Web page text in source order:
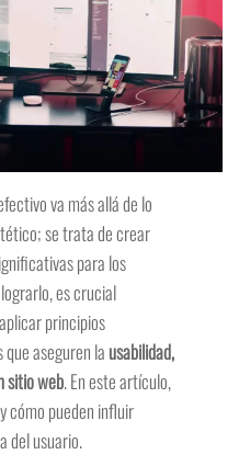
va más allá de lo
se trata de crear
para los
es crucial
principios
aseguren lausabilidad,
sitio web. En este artículo,
cómo pueden influir
del usuario.